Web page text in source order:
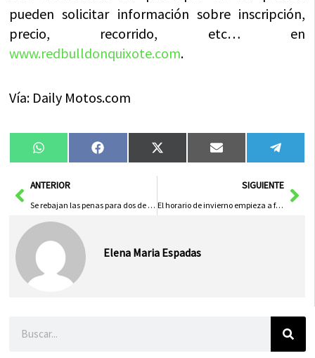
pueden solicitar información sobre inscripción,
precio, recorrido, etc… en
www.redbulldonquixote.com.
Vía: Daily Motos.com
Compartir
en
WhatsAppCompartir
en
FacebookCompartir
en
X
(Twitter)
Compartir
en
Email
en
AntANTERIOR
Se rebajan las penas para dos de las personas acusadas de tráfico de drogas en Herencia
SIGUIENTE
El horario de invierno empieza a funcionar a partir de este fin de semana
Elena Maria Espadas